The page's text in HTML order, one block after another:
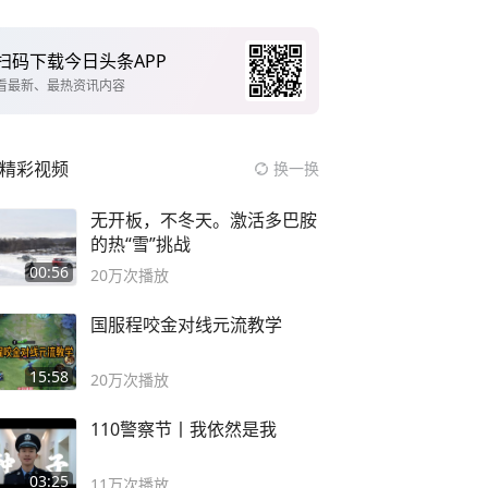
码下载今日头条APP
最新、最热资讯内容
精彩视频 换一换
00:56
无开板，不冬天。激活多巴胺
的热“雪”挑战
20万次播放
15:58
国服程咬金对线元流教学
20万次播放
03:25
110警察节丨我依然是我